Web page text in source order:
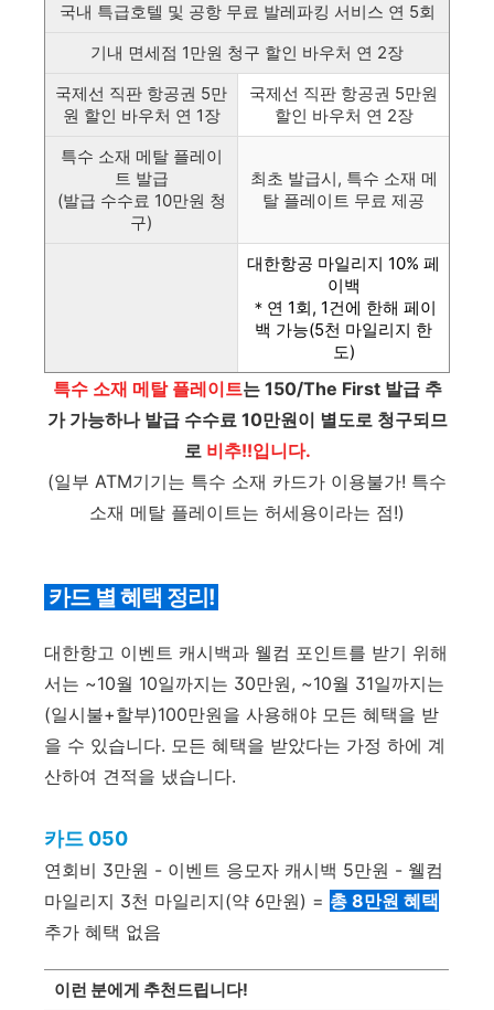
국내 특급호텔 및 공항 무료 발레파킹 서비스 연 5회
기내 면세점 1만원 청구 할인 바우처 연 2장
국제선 직판 항공권 5만
원 할인 바우처 연 1장
국제선 직판 항공권 5만원
할인 바우처 연 2장
특수 소재 메탈 플레이
트 발급
(발급 수수료 10만원 청
구)
최초 발급시, 특수 소재 메
탈 플레이트 무료 제공
대한항공 마일리지 10% 페
이백
＊연 1회, 1건에 한해 페이
백 가능(5천 마일리지 한
도)
특수 소재 메탈 플레이트는 150/The First 발급 추
가 가능하나 발급 수수료 10만원이 별도로 청구되므
로 비추!!입니다.
(일부 ATM기기는 특수 소재 카드가 이용불가! 특수
소재 메탈 플레이트는 허세용이라는 점!)
카드 별 혜택 정리!
대한항고 이벤트 캐시백과 웰컴 포인트를 받기 위해
서는 ~10월 10일까지는 30만원, ~10월 31일까지는
(일시불+할부)100만원을 사용해야 모든 혜택을 받
을 수 있습니다. 모든 혜택을 받았다는 가정 하에 계
산하여 견적을 냈습니다.
카드 050
연회비 3만원 - 이벤트 응모자 캐시백 5만원 - 웰컴
마일리지 3천 마일리지(약 6만원) = 총 8만원 혜택
추가 혜택 없음
이런 분에게 추천드립니다!